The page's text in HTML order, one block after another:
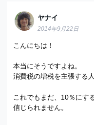
ヤナイ
2014年9月22日
こんにちは！
本当にそうですよね。
消費税の増税を主張する
これでもまだ、10％にす
信じられません。